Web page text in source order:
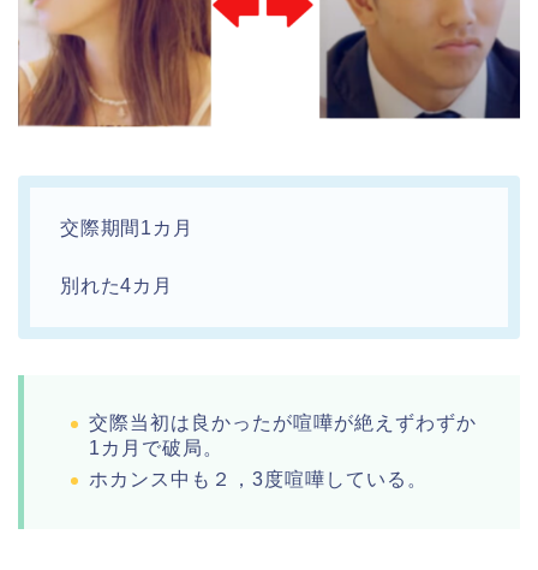
交際期間1カ月
別れた4カ月
交際当初は良かったが喧嘩が絶えずわずか
1カ月で破局。
ホカンス中も２，3度喧嘩している。